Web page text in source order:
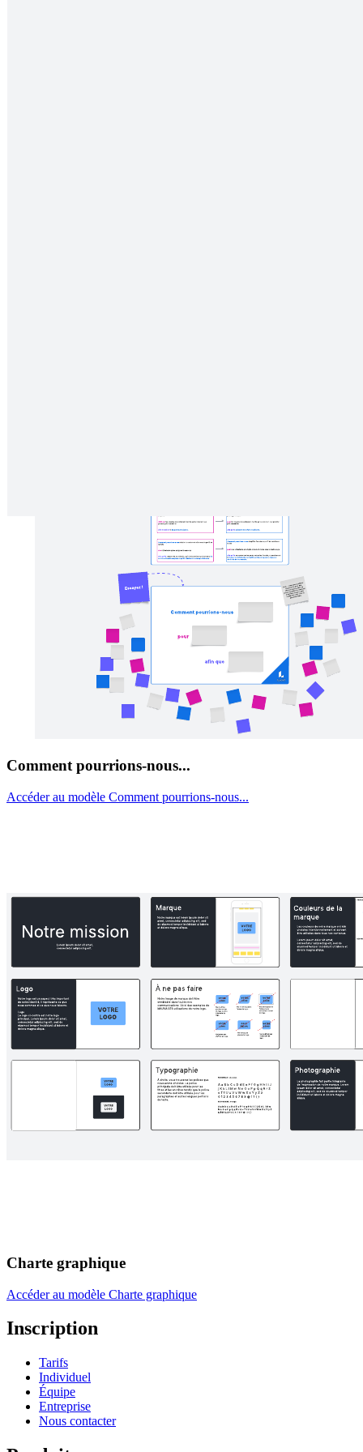
Comment pourrions-nous...
Accéder au modèle Comment pourrions-nous...
Charte graphique
Accéder au modèle Charte graphique
Inscription
Tarifs
Individuel
Équipe
Entreprise
Nous contacter